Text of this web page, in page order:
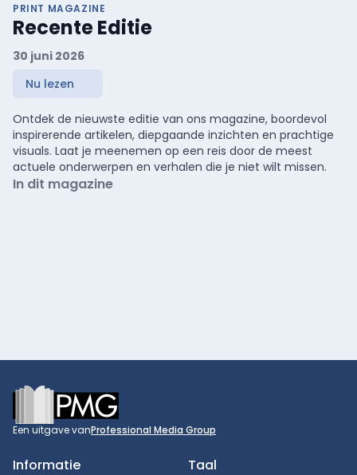
PRINT MAGAZINE
Recente Editie
30 juni 2026
Nu lezen
Ontdek de nieuwste editie van ons magazine, boordevol
inspirerende artikelen, diepgaande inzichten en prachtige
visuals. Laat je meenemen op een reis door de meest
actuele onderwerpen en verhalen die je niet wilt missen.
In dit magazine
Footer
Een uitgave vanProfessional Media Group
Informatie Taal